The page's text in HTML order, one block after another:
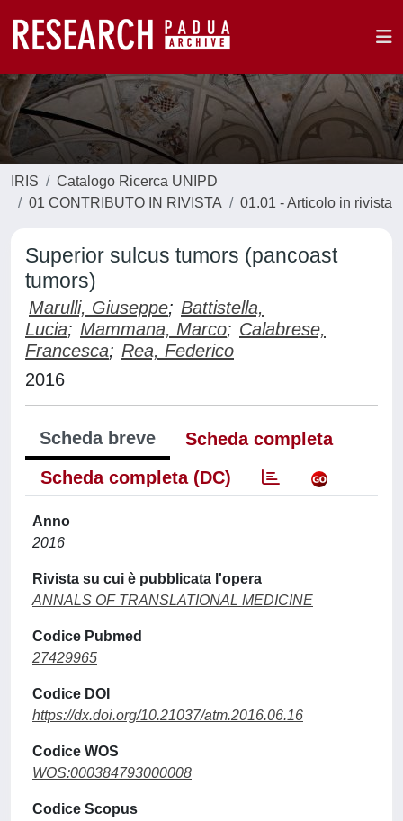
IRIS
Catalogo Ricerca UNIPD
01 CONTRIBUTO IN RIVISTA
01.01 - Articolo in rivista
Superior sulcus tumors (pancoast
tumors)
Marulli, Giuseppe; Battistella,
Lucia; Mammana, Marco; Calabrese,
Francesca; Rea, Federico
2016
Scheda breve
Scheda completa
Scheda completa (DC)
Anno
2016
Rivista su cui è pubblicata l'opera
ANNALS OF TRANSLATIONAL MEDICINE
Codice Pubmed
27429965
Codice DOI
https://dx.doi.org/10.21037/atm.2016.06.16
Codice WOS
WOS:000384793000008
Codice Scopus